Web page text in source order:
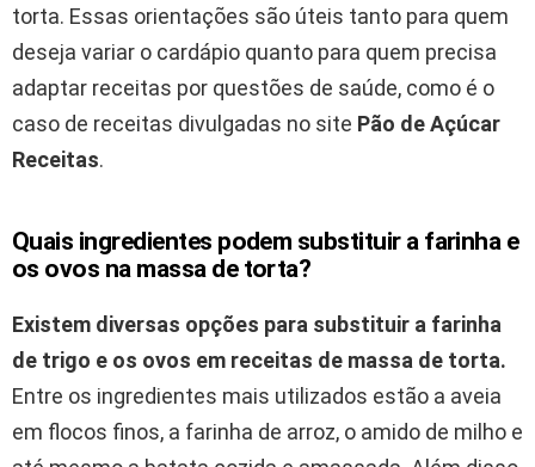
torta. Essas orientações são úteis tanto para quem
deseja variar o cardápio quanto para quem precisa
adaptar receitas por questões de saúde, como é o
caso de receitas divulgadas no site Pão de Açúcar
Receitas.
Quais ingredientes podem substituir a farinha e
os ovos na massa de torta?
Existem diversas opções para substituir a farinha
de trigo e os ovos em receitas de massa de torta.
Entre os ingredientes mais utilizados estão a aveia
em flocos finos, a farinha de arroz, o amido de milho e